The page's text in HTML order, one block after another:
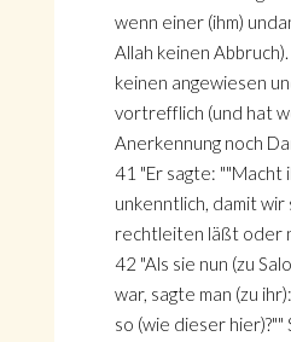
wenn einer (ihm)
Allah keinen
keinen angewiesen
vortrefflich (und hat
Anerkennung noch
41 "Er sagte: ""Macht
unkenntlich, damit wir
rechtleiten läßt oder
42 "Als sie nun (zu
war, sagte man (zu
so (wie dieser hier)?""